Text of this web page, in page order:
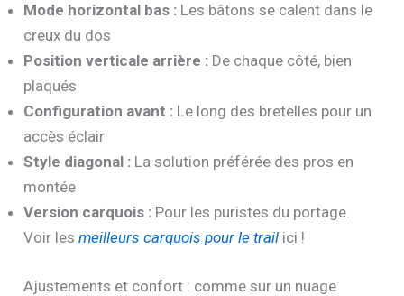
Mode horizontal bas : Les bâtons se calent dans le
creux du dos
Position verticale arrière : De chaque côté, bien
plaqués
Configuration avant : Le long des bretelles pour un
accès éclair
Style diagonal : La solution préférée des pros en
montée
Version carquois : Pour les puristes du portage.
Voir lesmeilleurs carquois pour le trail ici !
Ajustements et confort : comme sur un nuage